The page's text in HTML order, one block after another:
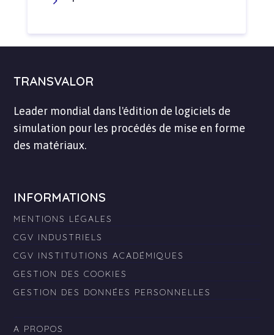
TRANSVALOR
Leader mondial dans l'édition de logiciels de
simulation pour les procédés de mise en forme
des matériaux.
INFORMATIONS
MENTIONS LÉGALES
CGV INDUSTRIELS
CGV INSTITUTIONS ACADÉMIQUES
GESTION DES COOKIES
GESTION DES DONNÉES PERSONNELLES
A PROPOS